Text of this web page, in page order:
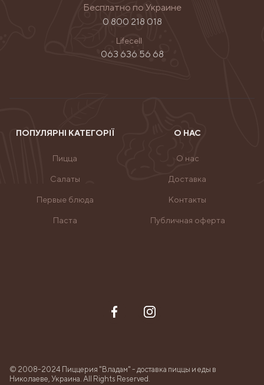
Бесплатно по Украине
0 800 218 018
Lifecell
063 636 56 68
ПОПУЛЯРНІ КАТЕГОРІЇ
Пицца
Салаты
Первые блюда
Паста
О НАС
О нас
Доставка
Контакты
Публичная оферта
© 2008-2024 Пиццерия "Владам" - доставка пиццы и еды в
Николаеве, Украина. All Rights Reserved.